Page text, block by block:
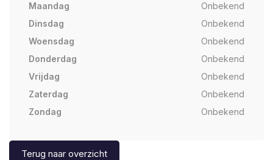
Maandag
Onbekend
Dinsdag
Onbekend
Woensdag
Onbekend
Donderdag
Onbekend
Vrijdag
Onbekend
Zaterdag
Onbekend
Zondag
Onbekend
Terug naar overzicht